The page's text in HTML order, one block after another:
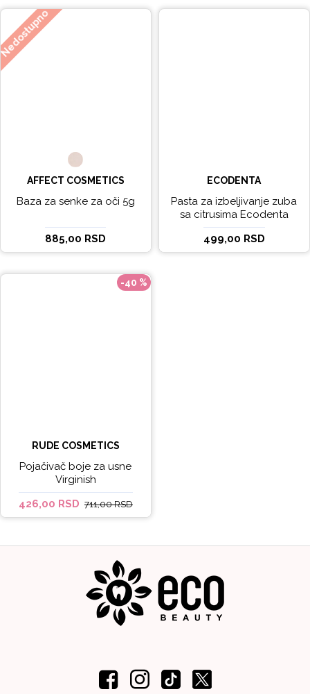
AFFECT COSMETICS
Baza za senke za oči 5g
885,00 RSD
ECODENTA
Pasta za izbeljivanje zuba
sa citrusima Ecodenta
EXPERT LINE EXCEPTIONAL
WHITENING 100ml
499,00 RSD
-40 %
RUDE COSMETICS
Pojačivač boje za usne
Virginish
426,00 RSD 711,00 RSD